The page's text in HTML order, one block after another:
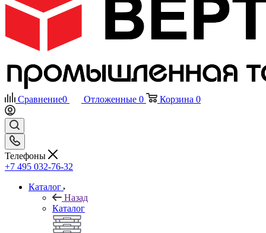
Сравнение0 Отложенные 0 Корзина 0
Телефоны
+7 495 032-76-32
Каталог
Назад
Каталог